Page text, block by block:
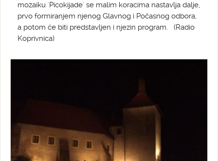
mozaiku 'Picokijade' se malim koracima nastavlja dalje,
prvo formiranjem njenog Glavnog i Počasnog odbora,
a potom će biti predstavljen i njezin program. (Radio
Koprivnica)